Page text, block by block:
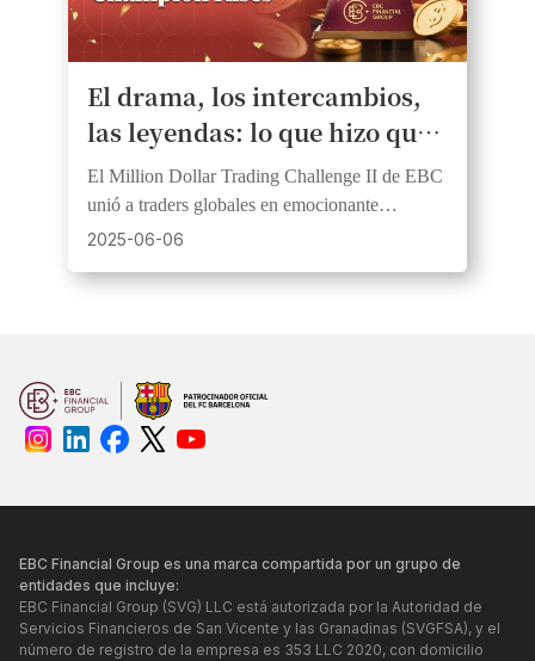
El drama, los intercambios,
las leyendas: lo que hizo que
el Desafío de Trading del
Millón de Dólares II de EBC
fuera inolvidable
El Million Dollar Trading Challenge II de EBC
unió a traders globales en emocionante
competencia de habilidad, estrategia y coraje,
2025-06-06
EBC Financial Group es una marca compartida por un grupo de
entidades que incluye:
EBC Financial Group (SVG) LLC está autorizada por la Autoridad de
Servicios Financieros de San Vicente y las Granadinas (SVGFSA), y el
número de registro de la empresa es 353 LLC 2020, con domicilio